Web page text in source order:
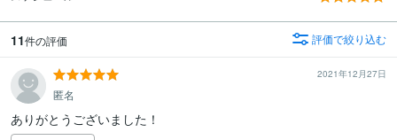
11件の評価 評価で絞り込む
2021年12月27日
匿名
ありがとうございました！